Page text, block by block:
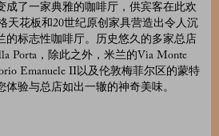
成了一家典雅的咖啡厅，供宾客在此欢
天花板和20世纪原创家具营造出令人沉
的标志性咖啡厅。历史悠久的多家总店
Porta，除此之外，米兰的Via Monte
Emanuele II以及伦敦梅菲尔区的蒙特
体验与总店如出一辙的神奇美味。